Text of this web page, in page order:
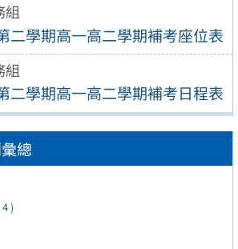
組
二學期高一高二學期補考座位表
組
二學期高一高二學期補考日程表
總
4 )